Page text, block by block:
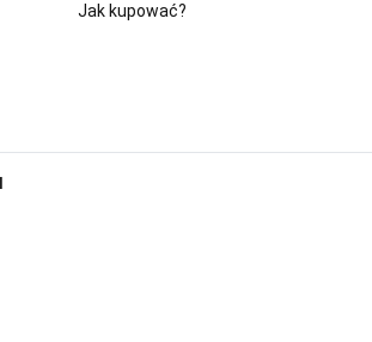
Jak kupować?